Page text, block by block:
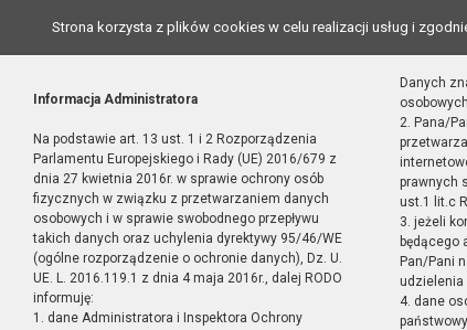
Strona korzysta z plików cookies w celu realizacji usług i
Informacja Administratora
Na podstawie art. 13 ust. 1 i 2 Rozporządzenia
Parlamentu Europejskiego i Rady (UE) 2016/679 z
dnia 27 kwietnia 2016r. w sprawie ochrony osób
fizycznych w związku z przetwarzaniem danych
osobowych i w sprawie swobodnego przepływu
takich danych oraz uchylenia dyrektywy 95/46/WE
(ogólne rozporządzenie o ochronie danych), Dz. U.
UE. L. 2016.119.1 z dnia 4 maja 2016r., dalej RODO
informuję:
1. dane Administratora i Inspektora Ochrony
Danych
2. Pana/
prawnych
ust.1 lit.c
3. jeżeli
będącego
Pan/Pani
udzielenia
4. dane